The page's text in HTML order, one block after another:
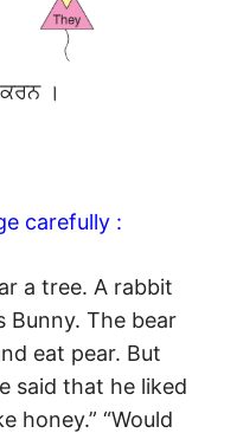
।
carefully :
a tree. A rabbit
Bunny. The bear
eat pear. But
said that he liked
honey.” “Would